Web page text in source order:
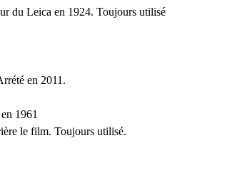
du Leica en 1924. Toujours utilisé
en 2011.
1961
le film. Toujours utilisé.